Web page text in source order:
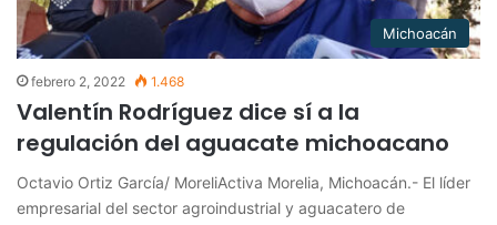
Michoacán
febrero 2, 2022 1.468
Valentín Rodríguez dice sí a la
regulación del aguacate michoacano
Octavio Ortiz García/ MoreliActiva Morelia, Michoacán.- El líder
empresarial del sector agroindustrial y aguacatero de